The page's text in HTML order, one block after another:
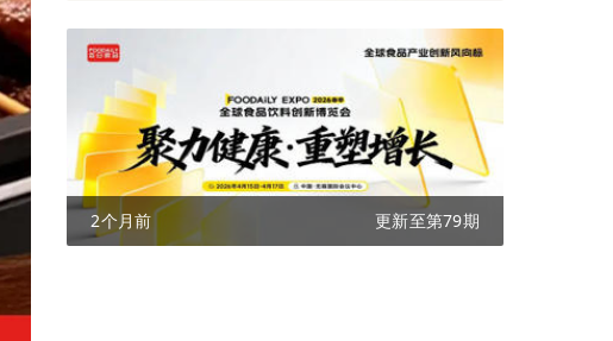
2个月前 更新至第79期